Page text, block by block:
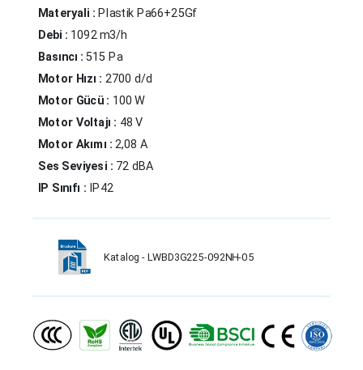
Materyali : Plastik Pa66+25Gf
Debi : 1092 m3/h
Basıncı :515 Pa
Motor Hızı : 2700 d/d
Motor Gücü : 100 W
Motor Voltajı : 48 V
Motor Akımı :2,08 A
Ses Seviyesi : 72 dBA
IP Sınıfı : IP42
Katalog - LWBD3G225-092NH-05